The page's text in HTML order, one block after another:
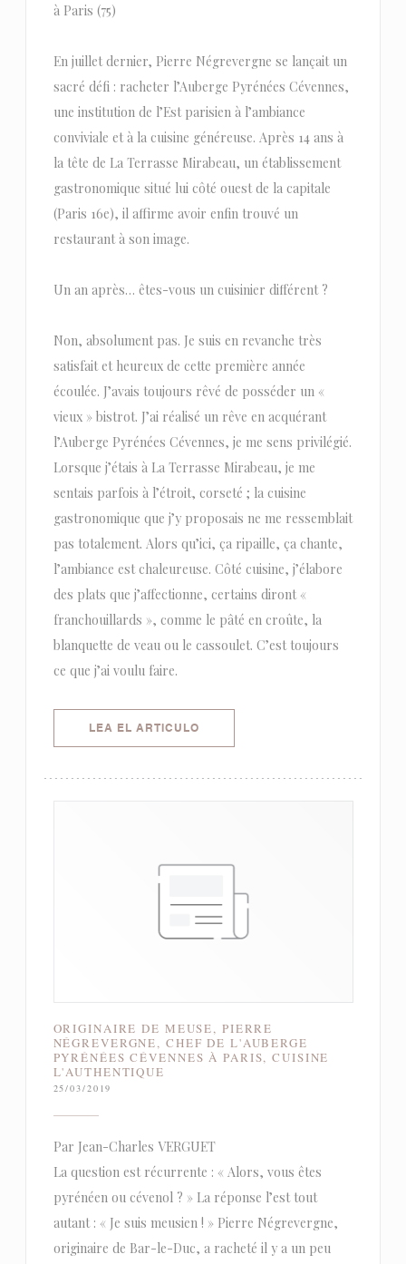
à Paris (75)
En juillet dernier, Pierre Négrevergne se lançait un
sacré défi : racheter l’Auberge Pyrénées Cévennes,
une institution de l’Est parisien à l’ambiance
conviviale et à la cuisine généreuse. Après 14 ans à
la tête de La Terrasse Mirabeau, un établissement
gastronomique situé lui côté ouest de la capitale
(Paris 16e), il affirme avoir enfin trouvé un
restaurant à son image.
Un an après… êtes-vous un cuisinier différent ?
Non, absolument pas. Je suis en revanche très
satisfait et heureux de cette première année
écoulée. J’avais toujours rêvé de posséder un «
vieux » bistrot. J’ai réalisé un rêve en acquérant
l’Auberge Pyrénées Cévennes, je me sens privilégié.
Lorsque j’étais à La Terrasse Mirabeau, je me
sentais parfois à l’étroit, corseté ; la cuisine
gastronomique que j’y proposais ne me ressemblait
pas totalement. Alors qu’ici, ça ripaille, ça chante,
l’ambiance est chaleureuse. Côté cuisine, j’élabore
des plats que j’affectionne, certains diront «
franchouillards », comme le pâté en croûte, la
blanquette de veau ou le cassoulet. C’est toujours
ce que j’ai voulu faire.
LEA EL ARTICULO((ABRE EN UNA NUEVA
ORIGINAIRE DE MEUSE, PIERRE
NÉGREVERGNE, CHEF DE L'AUBERGE
PYRÉNÉES CÉVENNES À PARIS, CUISINE
L'AUTHENTIQUE
25/03/2019
Par Jean-Charles VERGUET
La question est récurrente : « Alors, vous êtes
pyrénéen ou cévenol ? » La réponse l’est tout
autant : « Je suis meusien ! » Pierre Négrevergne,
originaire de Bar-le-Duc, a racheté il y a un peu